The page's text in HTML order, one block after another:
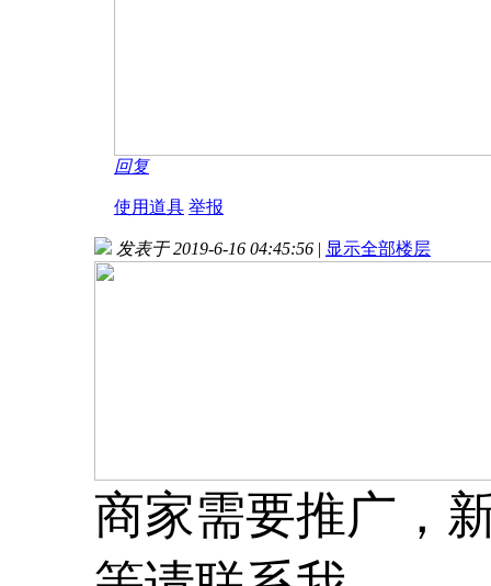
回复
使用道具 举报
发表于 2019-6-16 04:45:56 | 显示全部楼层
商家需要推广，